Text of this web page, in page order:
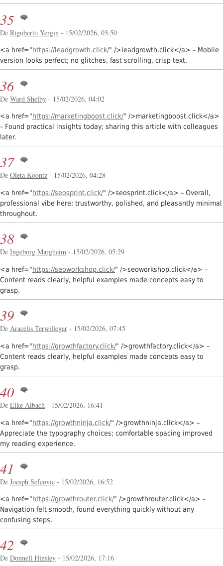
35
De Rigoberto Yergin - 15/02/2026, 03:50
<a href="https://leadgrowth.click/" />leadgrowth.click</a> – Mobile
version looks perfect; no glitches, fast scrolling, crisp text.
36
De Ward Shelby - 15/02/2026, 04:02
<a href="https://marketingboost.click/" />marketingboost.click</a>
– Found practical insights today; sharing this article with colleagues
later.
37
De Oleta Koontz - 15/02/2026, 04:28
<a href="https://seosprint.click/" />seosprint.click</a> – Overall,
professional vibe here; trustworthy, polished, and pleasantly minimal
throughout.
38
De Ingeborg Margheim - 15/02/2026, 05:29
<a href="https://seoworkshop.click/" />seoworkshop.click</a> –
Content reads clearly, helpful examples made concepts easy to
grasp.
39
De Aracelis Terwillegar - 15/02/2026, 07:45
<a href="https://growthfactory.click/" />growthfactory.click</a> –
Content reads clearly, helpful examples made concepts easy to
grasp.
40
De Elke Albach - 15/02/2026, 16:41
<a href="https://growthninja.click/" />growthninja.click</a> –
Appreciate the typography choices; comfortable spacing improved
my reading experience.
41
De Joesph Sefcovic - 15/02/2026, 16:52
<a href="https://growthrouter.click/" />growthrouter.click</a> –
Navigation felt smooth, found everything quickly without any
confusing steps.
42
De Donnell Hinsley - 15/02/2026, 17:16